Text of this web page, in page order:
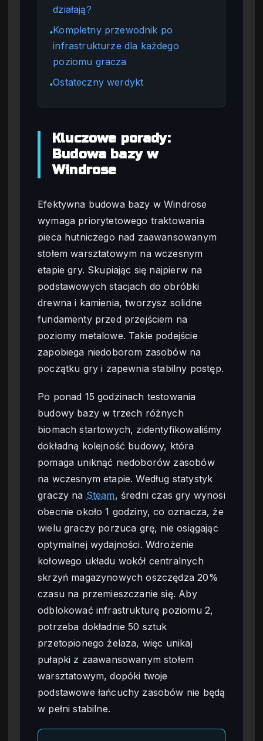
działają?
●Kompletny przewodnik po
infrastrukturze dla każdego
poziomu gracza
●Ostateczny werdykt
Kluczowe porady:
Budowa bazy w
Windrose
Efektywna budowa bazy w Windrose
wymaga priorytetowego traktowania
pieca hutniczego nad zaawansowanym
stołem warsztatowym na wczesnym
etapie gry. Skupiając się najpierw na
podstawowych stacjach do obróbki
drewna i kamienia, tworzysz solidne
fundamenty przed przejściem na
poziomy metalowe. Takie podejście
zapobiega niedoborom zasobów na
początku gry i zapewnia stabilny postęp.
Po ponad 15 godzinach testowania
budowy bazy w trzech różnych
biomach startowych, zidentyfikowaliśmy
dokładną kolejność budowy, która
pomaga uniknąć niedoborów zasobów
na wczesnym etapie. Według statystyk
graczy na Steam, średni czas gry wynosi
obecnie około 1 godziny, co oznacza, że
wielu graczy porzuca grę, nie osiągając
optymalnej wydajności. Wdrożenie
kołowego układu wokół centralnych
skrzyń magazynowych oszczędza 20%
czasu na przemieszczanie się. Aby
odblokować infrastrukturę poziomu 2,
potrzeba dokładnie 50 sztuk
przetopionego żelaza, więc unikaj
pułapki z zaawansowanym stołem
warsztatowym, dopóki twoje
podstawowe łańcuchy zasobów nie będą
w pełni stabilne.